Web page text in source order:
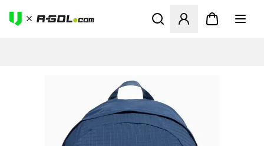
Megnyit egy modált a